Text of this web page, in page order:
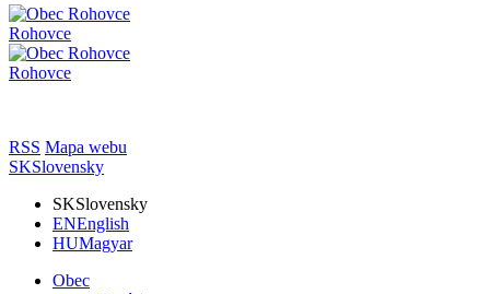
Rohovce
Rohovce
RSS Mapa webu
SKSlovensky
SKSlovensky
ENEnglish
HUMagyar
Obec